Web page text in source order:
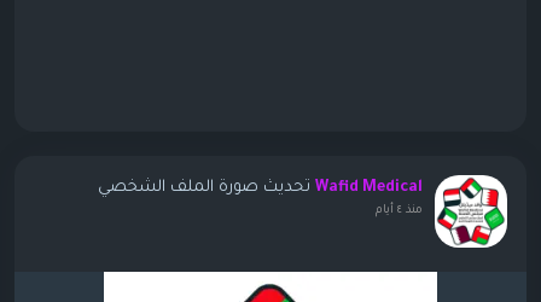
Wafid Medical تحديث صورة الملف الشخصي
منذ ٤ أيام